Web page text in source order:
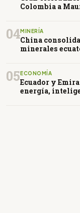
Colombia a
04MINERÍA
China
minerales
05 ECONOMÍA
Ecuador y
energía,